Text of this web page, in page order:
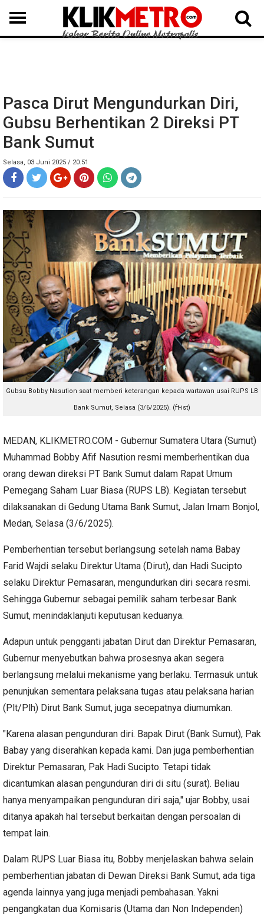
MEDAN LANGKAT DAIRI SAMOSIR TAPUT BATUBARA DELISERDANG
Pasca Dirut Mengundurkan Diri,
Gubsu Berhentikan 2 Direksi PT
Bank Sumut
Selasa, 03 Juni 2025 / 20.51
Gubsu Bobby Nasution saat memberi keterangan kepada wartawan usai RUPS LB
Bank Sumut, Selasa (3/6/2025). (ft-ist)
MEDAN, KLIKMETRO.COM - Gubernur Sumatera Utara (Sumut)
Muhammad Bobby Afif Nasution resmi memberhentikan dua
orang dewan direksi PT Bank Sumut dalam Rapat Umum
Pemegang Saham Luar Biasa (RUPS LB). Kegiatan tersebut
dilaksanakan di Gedung Utama Bank Sumut, Jalan Imam Bonjol,
Medan, Selasa (3/6/2025).
Pemberhentian tersebut berlangsung setelah nama Babay
Farid Wajdi selaku Direktur Utama (Dirut), dan Hadi Sucipto
selaku Direktur Pemasaran, mengundurkan diri secara resmi.
Sehingga Gubernur sebagai pemilik saham terbesar Bank
Sumut, menindaklanjuti keputusan keduanya.
Adapun untuk pengganti jabatan Dirut dan Direktur Pemasaran,
Gubernur menyebutkan bahwa prosesnya akan segera
berlangsung melalui mekanisme yang berlaku. Termasuk untuk
penunjukan sementara pelaksana tugas atau pelaksana harian
(Plt/Plh) Dirut Bank Sumut, juga secepatnya diumumkan.
"Karena alasan pengunduran diri. Bapak Dirut (Bank Sumut), Pak
Babay yang diserahkan kepada kami. Dan juga pemberhentian
Direktur Pemasaran, Pak Hadi Sucipto. Tetapi tidak
dicantumkan alasan pengunduran diri di situ (surat). Beliau
hanya menyampaikan pengunduran diri saja," ujar Bobby, usai
ditanya apakah hal tersebut berkaitan dengan persoalan di
tempat lain.
Dalam RUPS Luar Biasa itu, Bobby menjelaskan bahwa selain
pemberhentian jabatan di Dewan Direksi Bank Sumut, ada tiga
agenda lainnya yang juga menjadi pembahasan. Yakni
pengangkatan dua Komisaris (Utama dan Non Independen)